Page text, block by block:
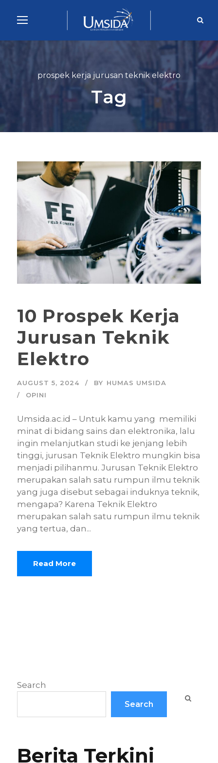
prospek kerja jurusan teknik elektro
Tag
10 Prospek Kerja
Jurusan Teknik
Elektro
AUGUST 5, 2024 BY HUMAS UMSIDA
OPINI
Umsida.ac.id – Untuk kamu yang memiliki
minat di bidang sains dan elektronika, lalu
ingin melanjutkan studi ke jenjang lebih
tinggi, jurusan Teknik Elektro mungkin bisa
menjadi pilihanmu. Jurusan Teknik Elektro
merupakan salah satu rumpun ilmu teknik
yang juga disebut sebagai induknya teknik,
mengapa? Karena Teknik Elektro
merupakan salah satu rumpun ilmu teknik
yang tertua, dan...
Read More
Search
Search
Berita Terkini